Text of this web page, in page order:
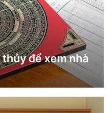
để xem nhà